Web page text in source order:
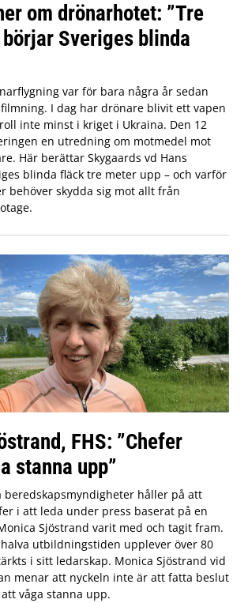
om drönarhotet: ”Tre
Sveriges blinda
var för bara några år sedan
I dag har drönare blivit ett vapen
inte minst i kriget i Ukraina. Den 12
en utredning om motmedel mot
Här berättar Skygaards vd Hans
blinda fläck tre meter upp – och varför
behöver skydda sig mot allt från
FHS: ”Chefer
stanna upp”
beredskapsmyndigheter håller på att
i att leda under press baserat på en
Sjöstrand varit med och tagit fram.
utbildningstiden upplever över 80
i sitt ledarskap. Monica Sjöstrand vid
menar att nyckeln inte är att fatta beslut
våga stanna upp.